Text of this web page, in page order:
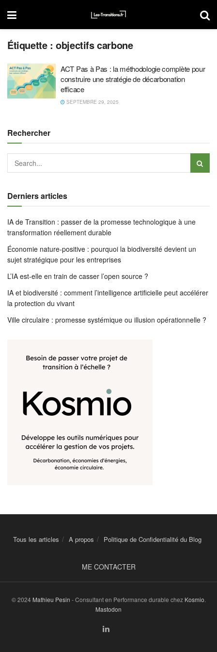
Étiquette :objectifs carbone
ACT Pas à Pas : la méthodologie complète pour
construire une stratégie de décarbonation
efficace
SEPTEMBRE 29, 2025
Rechercher
Derniers articles
IA de Transition : passer de la promesse technologique à une
transformation réellement durable
Économie nature-positive : pourquoi la biodiversité devient un
sujet stratégique pour les entreprises
L’IA est-elle en train de casser l’open source ?
IA et biodiversité : comment l’intelligence artificielle peut accélérer
la protection du vivant
Ville circulaire : promesse systémique ou illusion opérationnelle ?
Tous les articles A propos Politique de Confidentialité du Blog
ME CONTACTER
© 2024 Mathieu Pesin - Consultant en Performance durable chez Kosmio.
Mastodon